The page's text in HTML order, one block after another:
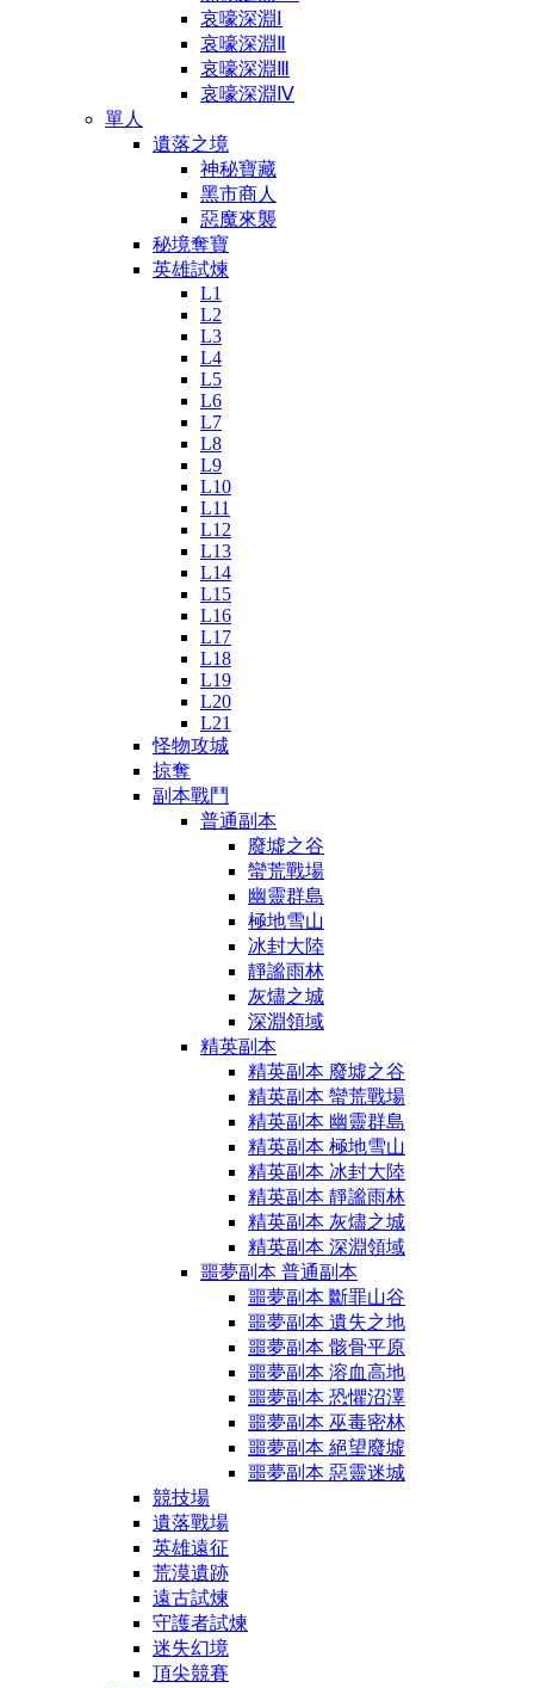
哀嚎深淵Ⅰ
哀嚎深淵Ⅱ
哀嚎深淵Ⅲ
哀嚎深淵Ⅳ
單人
遺落之境
神秘寶藏
黑市商人
惡魔來襲
秘境奪寶
英雄試煉
L1
L2
L3
L4
L5
L6
L7
L8
L9
L10
L11
L12
L13
L14
L15
L16
L17
L18
L19
L20
L21
怪物攻城
掠奪
副本戰鬥
普通副本
廢墟之谷
蠻荒戰場
幽靈群島
極地雪山
冰封大陸
靜謐雨林
灰燼之城
深淵領域
精英副本
精英副本 廢墟之谷
精英副本 蠻荒戰場
精英副本 幽靈群島
精英副本 極地雪山
精英副本 冰封大陸
精英副本 靜謐雨林
精英副本 灰燼之城
精英副本 深淵領域
噩夢副本 普通副本
噩夢副本 斷罪山谷
噩夢副本 遺失之地
噩夢副本 骸骨平原
噩夢副本 溶血高地
噩夢副本 恐懼沼澤
噩夢副本 巫毒密林
噩夢副本 絕望廢墟
噩夢副本 惡靈迷城
競技場
遺落戰場
英雄遠征
荒漠遺跡
遠古試煉
守護者試煉
迷失幻境
頂尖競賽